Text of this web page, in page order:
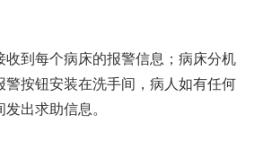
到每个病床的报警信息；病床分机
按钮安装在洗手间，病人如有任何
出求助信息。